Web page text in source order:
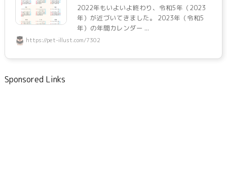
2022年もいよいよ終わり、令和5年（2023
年）が近づいてきました。 2023年（令和5
年）の年間カレンダー ...
https://pet-illust.com/7302
Sponsored Links